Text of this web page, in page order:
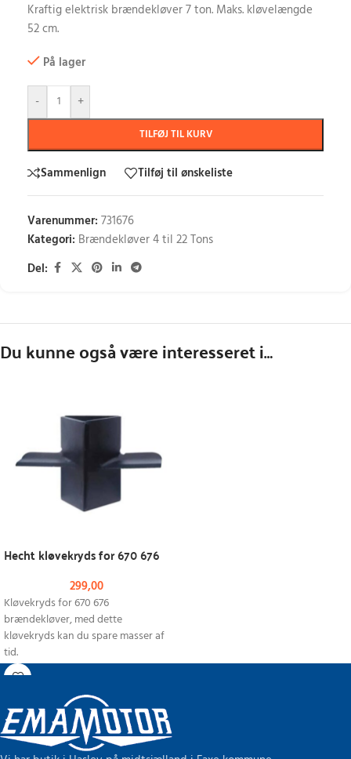
Kraftig elektrisk brændekløver 7 ton. Maks. kløvelængde
52 cm.
På lager
- +
TILFØJ TIL KURV
Sammenlign Tilføj til ønskeliste
Varenummer: 731676
Kategori: Brændekløver 4 til 22 Tons
Del:
Du kunne også være interesseret i…
Hecht kløvekryds for 670 676
299,00
Kløvekryds for 670 676
brændekløver, med dette
kløvekryds kan du spare masser af
tid.